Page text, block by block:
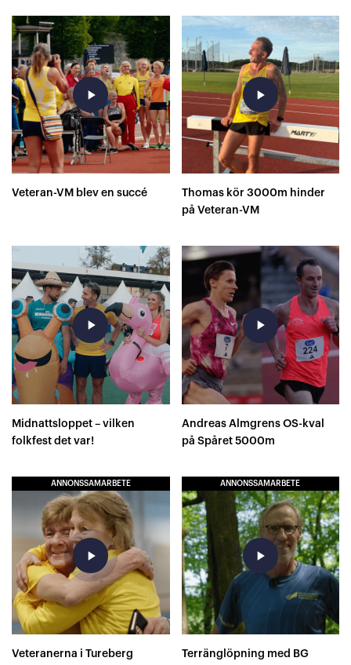
play_arrow
Veteran-VM blev en succé
play_arrow
Thomas kör 3000m hinder
på Veteran-VM
play_arrow
Midnattsloppet – vilken
folkfest det var!
play_arrow
Andreas Almgrens OS-kval
på Spåret 5000m
ANNONSSAMARBETE
play_arrow
Veteranerna i Tureberg
ANNONSSAMARBETE
play_arrow
Terränglöpning med BG